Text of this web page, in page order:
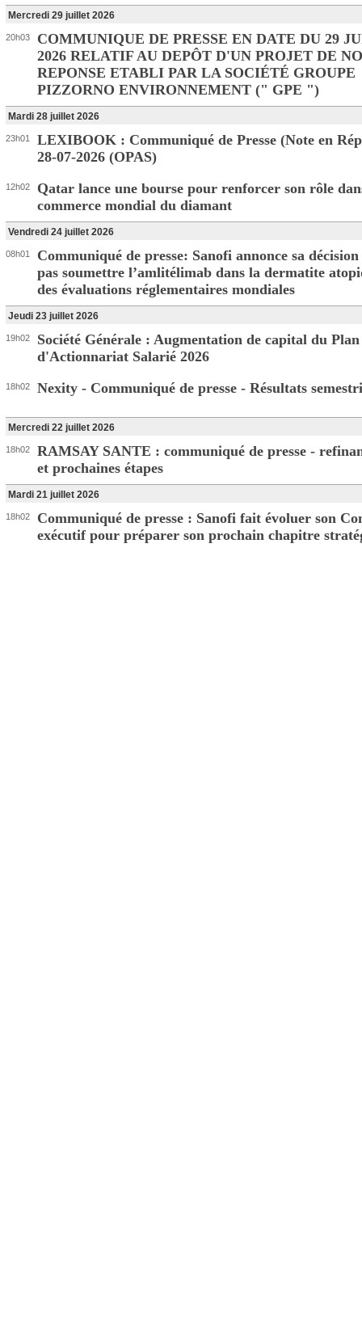
Mercredi 29 juillet 2026
20h03
COMMUNIQUE DE PRESSE EN DATE DU 29
2026 RELATIF AU DEPÔT D'UN PROJET DE
REPONSE ETABLI PAR LA SOCIÉTÉ GROUPE
PIZZORNO ENVIRONNEMENT (" GPE ")
Mardi 28 juillet 2026
23h01
LEXIBOOK : Communiqué de Presse (Note en
28-07-2026 (OPAS)
12h02
Qatar lance une bourse pour renforcer son rôle
commerce mondial du diamant
Vendredi 24 juillet 2026
08h01
Communiqué de presse: Sanofi annonce sa décision
pas soumettre l’amlitélimab dans la dermatite
des évaluations réglementaires mondiales
Jeudi 23 juillet 2026
19h02
Société Générale : Augmentation de capital du
d'Actionnariat Salarié 2026
18h02 Nexity - Communiqué de presse - Résultats
Mercredi 22 juillet 2026
18h02
RAMSAY SANTE : communiqué de presse -
et prochaines étapes
Mardi 21 juillet 2026
18h02
Communiqué de presse : Sanofi fait évoluer son
exécutif pour préparer son prochain chapitre